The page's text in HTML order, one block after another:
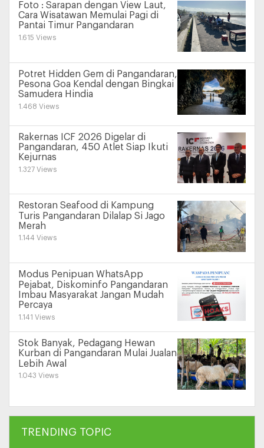
Foto : Sarapan dengan View Laut,
Cara Wisatawan Memulai Pagi di
Pantai Timur Pangandaran
1.615 Views
Potret Hidden Gem di Pangandaran,
Pesona Goa Kendal dengan Bingkai
Samudera Hindia
1.468 Views
Rakernas ICF 2026 Digelar di
Pangandaran, 450 Atlet Siap Ikuti
Kejurnas
1.327 Views
Restoran Seafood di Kampung
Turis Pangandaran Dilalap Si Jago
Merah
1.144 Views
Modus Penipuan WhatsApp
Pejabat, Diskominfo Pangandaran
Imbau Masyarakat Jangan Mudah
Percaya
1.141 Views
Stok Banyak, Pedagang Hewan
Kurban di Pangandaran Mulai Jualan
Lebih Awal
1.043 Views
TRENDING TOPIC